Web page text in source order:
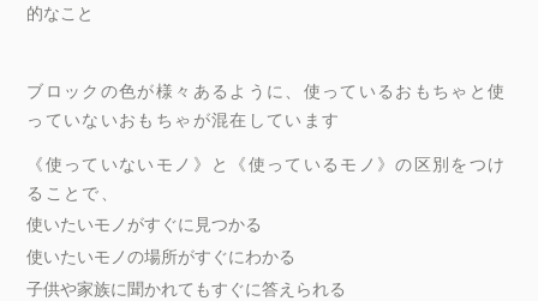
的なこと
ブロックの色が様々あるように、使っているおもちゃと使
っていないおもちゃが混在しています
《使っていないモノ》と《使っているモノ》の区別をつけ
ることで、
使いたいモノがすぐに見つかる
使いたいモノの場所がすぐにわかる
子供や家族に聞かれてもすぐに答えられる